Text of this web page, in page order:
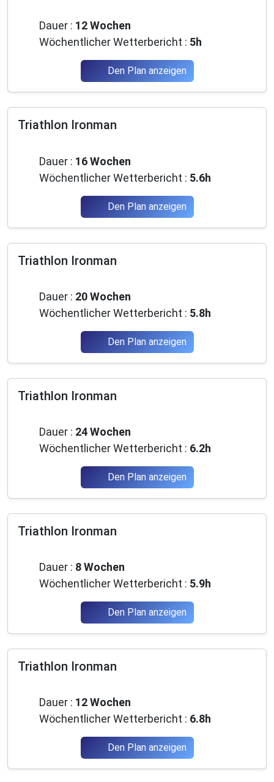
Dauer : 12 Wochen
Wöchentlicher Wetterbericht : 5h
Den Plan anzeigen
Triathlon Ironman
Dauer : 16 Wochen
Wöchentlicher Wetterbericht : 5.6h
Den Plan anzeigen
Triathlon Ironman
Dauer : 20 Wochen
Wöchentlicher Wetterbericht : 5.8h
Den Plan anzeigen
Triathlon Ironman
Dauer : 24 Wochen
Wöchentlicher Wetterbericht : 6.2h
Den Plan anzeigen
Triathlon Ironman
Dauer : 8 Wochen
Wöchentlicher Wetterbericht : 5.9h
Den Plan anzeigen
Triathlon Ironman
Dauer : 12 Wochen
Wöchentlicher Wetterbericht : 6.8h
Den Plan anzeigen